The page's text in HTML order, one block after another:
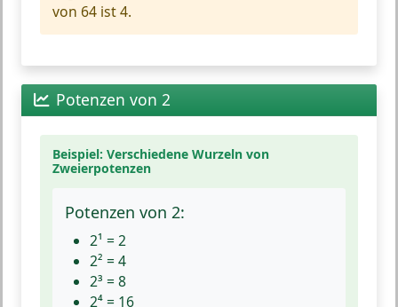
von 64 ist 4.
Potenzen von 2
Beispiel: Verschiedene Wurzeln von
Zweierpotenzen
Potenzen von 2:
2¹ = 2
2² = 4
2³ = 8
2⁴ = 16